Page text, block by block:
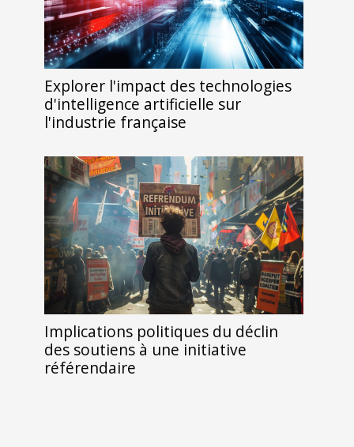
Explorer l'impact des technologies
d'intelligence artificielle sur
l'industrie française
Implications politiques du déclin
des soutiens à une initiative
référendaire